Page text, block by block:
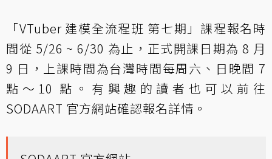
「VTuber 建模全流程班 第七期」課程報名時
間從 5/26 ~ 6/30 為止，正式開課日期為 8 月
9 日，上課時間為台灣時間每周六、日晚間 7
點～10 點。有興趣的讀者也可以前往
SODAART 官方網站確認報名詳情。